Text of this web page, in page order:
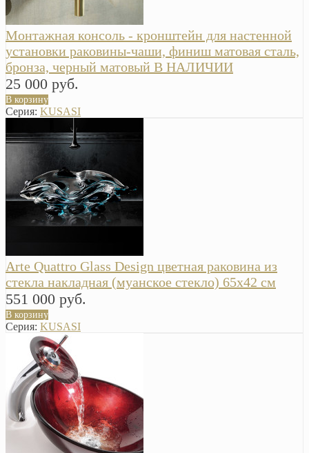
Монтажная консоль - кронштейн для настенной
установки раковины-чаши, финиш матовая сталь,
бронза, черный матовый В НАЛИЧИИ
25 000 руб.
В корзину
Серия: KUSASI
Arte Quattro Glass Design цветная раковина из
стекла накладная (муанское стекло) 65х42 см
551 000 руб.
В корзину
Серия: KUSASI